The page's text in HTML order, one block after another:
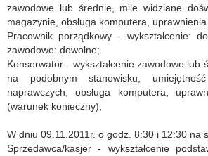
zawodowe lub średnie, mile widziane
magazynie, obsługa komputera, uprawnienia
Pracownik porządkowy - wykształcenie:
zawodowe: dowolne;
Konserwator - wykształcenie zawodowe lub
na podobnym stanowisku,
naprawczych, obsługa komputera,
(warunek konieczny);
W dniu 09.11.2011r. o godz. 8:30 i 12:30 na
Sprzedawca/kasjer - wykształcenie